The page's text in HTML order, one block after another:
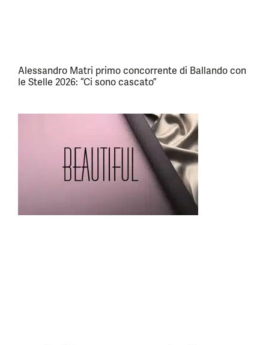
Alessandro Matri primo concorrente di Ballando con
le Stelle 2026: “Ci sono cascato”